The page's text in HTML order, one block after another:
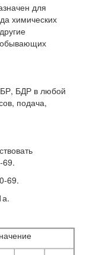
для
химических
БР, БДР в любой
подача,
69.